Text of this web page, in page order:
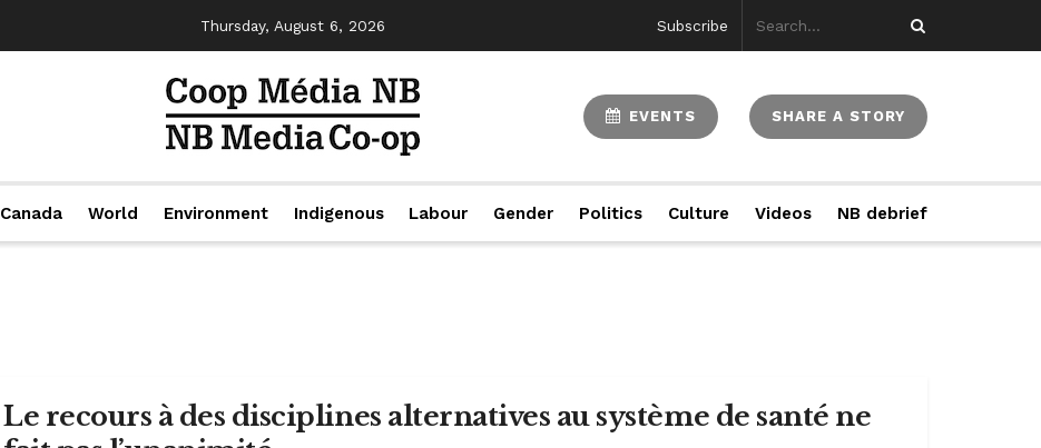
Thursday, August 6, 2026 Subscribe
EVENTS SHARE A STORY
Canada World Environment Indigenous Labour Gender Politics Culture Videos NB debrief
Le recours à des disciplines alternatives au système de santé ne